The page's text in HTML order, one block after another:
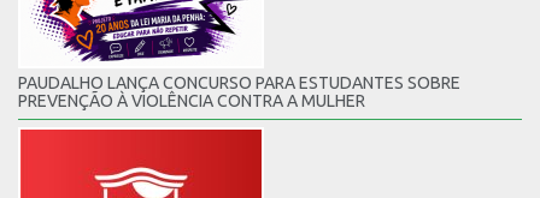
PAUDALHO LANÇA CONCURSO PARA ESTUDANTES SOBRE
PREVENÇÃO À VIOLÊNCIA CONTRA A MULHER